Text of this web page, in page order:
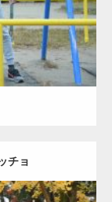
チョ